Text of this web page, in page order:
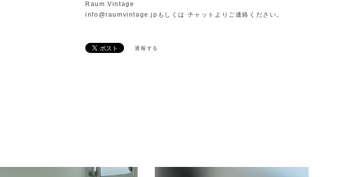
Raum Vintage
info@raumvintage.jp もしくは チャットよりご連絡ください。
通報する